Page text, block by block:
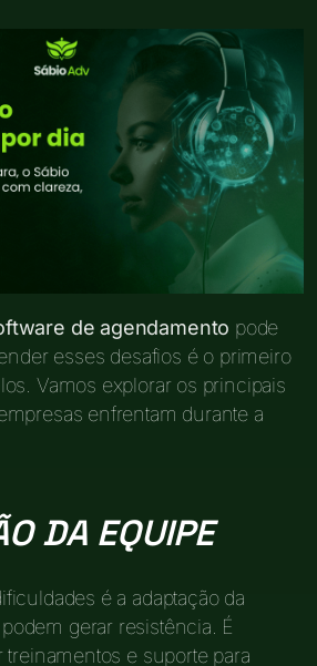
de agendamento pode
esses desafios é o primeiro
Vamos explorar os principais
enfrentam durante a
DA EQUIPE
é a adaptação da
gerar resistência. É
e suporte para